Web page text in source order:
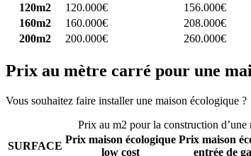
120m2
120.000€ 156.000€
160m2
160.000€ 208.000€
200m2
200.000€ 260.000€
Prix au mètre carré pour une
Vous souhaitez faire installer une maison écologique ?
Prix au m2 pour la construction d’une
SURFACE
Prix maison écologique
low cost
Prix maison
entrée de